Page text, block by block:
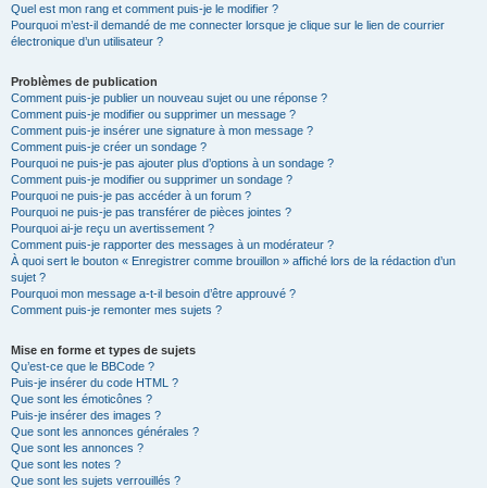
Quel est mon rang et comment puis-je le modifier ?
Pourquoi m’est-il demandé de me connecter lorsque je clique sur le lien de courrier
électronique d’un utilisateur ?
Problèmes de publication
Comment puis-je publier un nouveau sujet ou une réponse ?
Comment puis-je modifier ou supprimer un message ?
Comment puis-je insérer une signature à mon message ?
Comment puis-je créer un sondage ?
Pourquoi ne puis-je pas ajouter plus d’options à un sondage ?
Comment puis-je modifier ou supprimer un sondage ?
Pourquoi ne puis-je pas accéder à un forum ?
Pourquoi ne puis-je pas transférer de pièces jointes ?
Pourquoi ai-je reçu un avertissement ?
Comment puis-je rapporter des messages à un modérateur ?
À quoi sert le bouton « Enregistrer comme brouillon » affiché lors de la rédaction d’un
sujet ?
Pourquoi mon message a-t-il besoin d’être approuvé ?
Comment puis-je remonter mes sujets ?
Mise en forme et types de sujets
Qu’est-ce que le BBCode ?
Puis-je insérer du code HTML ?
Que sont les émoticônes ?
Puis-je insérer des images ?
Que sont les annonces générales ?
Que sont les annonces ?
Que sont les notes ?
Que sont les sujets verrouillés ?